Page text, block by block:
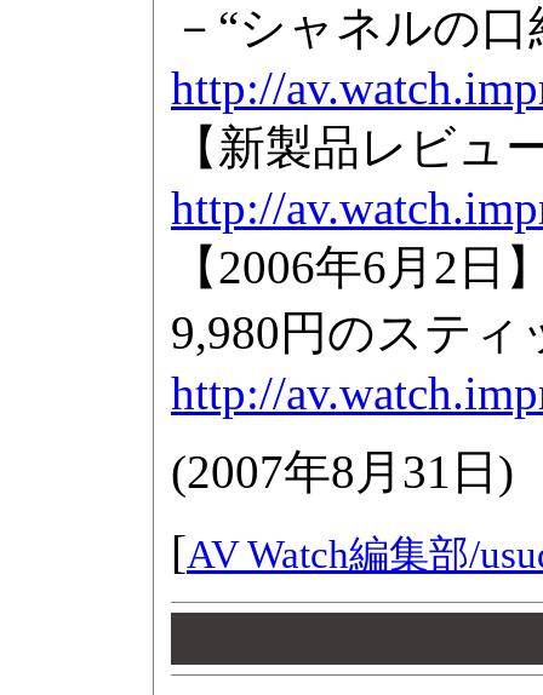
－“シャネルの
http://
【新製品レビュ
http://
【2006年6月2
9,980円のスティ
http://
(2007年8月31日 )
[AV Watch編集部/